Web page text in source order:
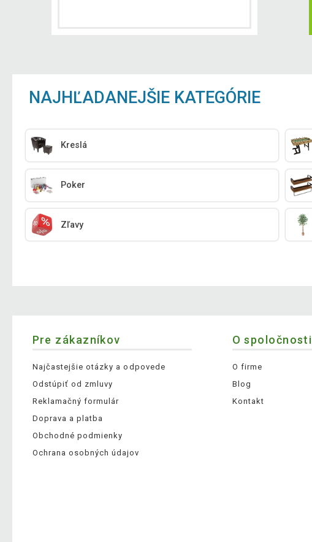
NAJHĽADANEJŠIE KATEGÓRIE
Kreslá
Poker
Zľavy
Pre zákazníkov
Najčastejšie otázky a odpovede
Odstúpiť od zmluvy
Reklamačný formulár
Doprava a platba
Obchodné podmienky
Ochrana osobných údajov
O spoločnosti
O firme
Blog
Kontakt